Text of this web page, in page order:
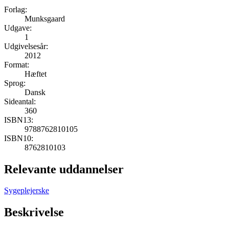
Forlag:
Munksgaard
Udgave:
1
Udgivelsesår:
2012
Format:
Hæftet
Sprog:
Dansk
Sideantal:
360
ISBN13:
9788762810105
ISBN10:
8762810103
Relevante uddannelser
Sygeplejerske
Beskrivelse